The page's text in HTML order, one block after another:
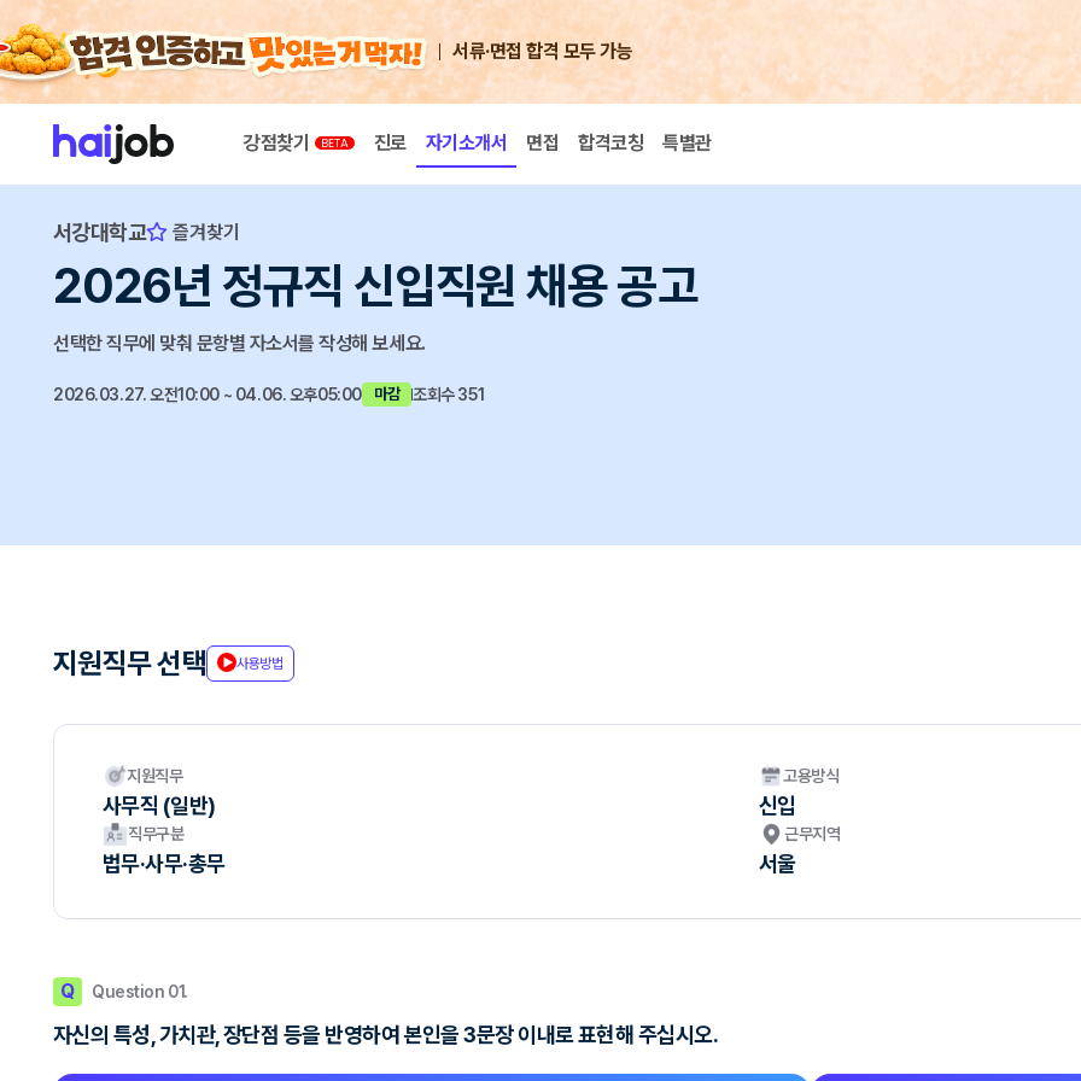
서류·면접 합격 모두 가능
강점찾기 진로 자기소개서 면접 합격코칭 특별관
서강대학교 즐겨찾기
2026년 정규직 신입직원 채용 공고
선택한 직무에 맞춰 문항별 자소서를 작성해 보세요.
2026.03.27. 오전10:00 ~ 04.06. 오후05:00 마감 조회수 351
지원직무 선택 사용방법
지원직무
사무직 (일반)
고용방식
신입
직무구분
법무·사무·총무
근무지역
서울
Q Question 01.
자신의 특성, 가치관, 장단점 등을 반영하여 본인을 3문장 이내로 표현해 주십시오.